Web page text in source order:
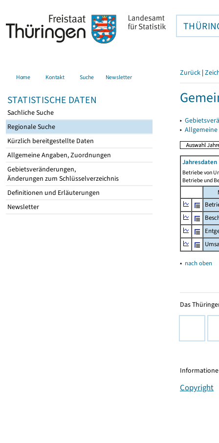
Home Kontakt Suche Newsletter
STATISTISCHE DATEN
Sachliche Suche
Regionale Suche
Kürzlich bereitgestellte Daten
Allgemeine Angaben, Zuordnungen
Gebietsveränderungen,
Änderungen zum Schlüsselverzeichnis
Definitionen und Erläuterungen
Newsletter
Zurück |
▸
▸
Jahresdaten
Betriebe von
Betriebe und
▴ nach oben
Das
Copyright